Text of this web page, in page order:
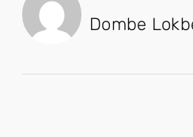
Dombe